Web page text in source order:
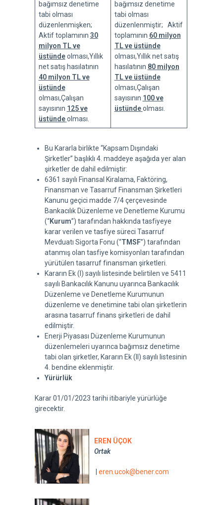
bağımsız denetime
tabi olması
düzenlenmişken;
Aktif toplamının 30
milyon TL ve
üstündeolması,Yıllık
net satış hasılatının
40 milyon TL ve
üstünde
olması,Çalışan
sayısının 125 ve
üstündeolması.
bağımsız denetime
tabi olması
düzenlenmiştir; Aktif
toplamının 60 milyon
TL ve üstünde
olması,Yıllık net satış
hasılatının 80 milyon
TL ve üstünde
olması,Çalışan
sayısının 100 ve
üstündeolması.
Bu Kararla birlikte “Kapsam Dışındaki
Şirketler” başlıklı 4. maddeye aşağıda yer alan
şirketler de dahil edilmiştir:
6361 sayılı Finansal Kiralama, Faktöring,
Finansman ve Tasarruf Finansman Şirketleri
Kanunu geçici madde 7/4 çerçevesinde
Bankacılık Düzenleme ve Denetleme Kurumu
(“Kurum”) tarafından hakkında tasfiyeye
karar verilen ve tasfiye süreci Tasarruf
Mevduatı Sigorta Fonu (“TMSF”) tarafından
atanmış olan tasfiye komisyonları tarafından
yürütülen tasarruf finansman şirketleri.
Kararın Ek (I) sayılı listesinde belirtilen ve 5411
sayılı Bankacılık Kanunu uyarınca Bankacılık
Düzenleme ve Denetleme Kurumunun
düzenleme ve denetimine tabi olan şirketlerin
arasına tasarruf finans şirketleri de dahil
edilmiştir.
Enerji Piyasası Düzenleme Kurumunun
düzenlemeleri uyarınca bağımsız denetime
tabi olan şirketler, Kararın Ek (II) sayılı listesinin
4. bendine eklenmiştir.
Yürürlük
Karar 01/01/2023 tarihi itibariyle yürürlüğe
girecektir.
EREN ÜÇOK
Ortak
| eren.ucok@bener.com